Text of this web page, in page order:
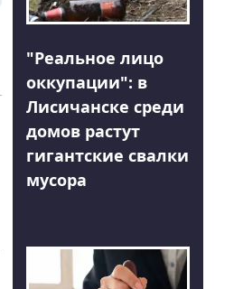
"Реальное лицо
оккупации": в
Лисичанске среди
домов растут
гигантские свалки
мусора